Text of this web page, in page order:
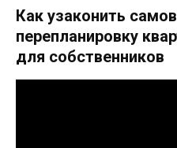
Как узаконить
перепланировку
для собственников